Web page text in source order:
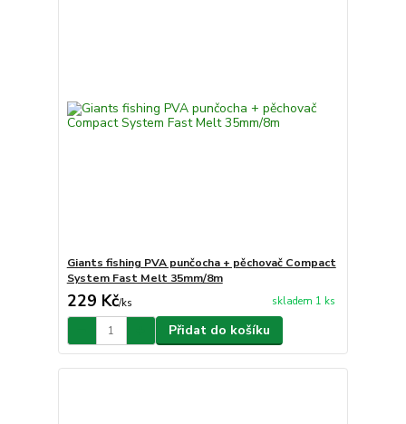
Giants fishing PVA punčocha + pěchovač Compact
System Fast Melt 35mm/8m
229 Kč/ks skladem 1 ks
Přidat do košíku